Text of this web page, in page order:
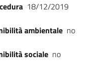
18/12/2019
ambientale no
sociale no